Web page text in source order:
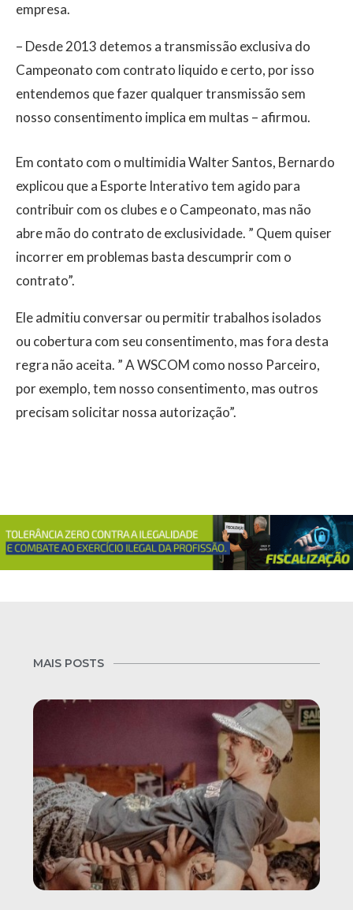
empresa.
– Desde 2013 detemos a transmissão exclusiva do
Campeonato com contrato liquido e certo, por isso
entendemos que fazer qualquer transmissão sem
nosso consentimento implica em multas – afirmou.
Em contato com o multimidia Walter Santos, Bernardo
explicou que a Esporte Interativo tem agido para
contribuir com os clubes e o Campeonato, mas não
abre mão do contrato de exclusividade. ” Quem quiser
incorrer em problemas basta descumprir com o
contrato”.
Ele admitiu conversar ou permitir trabalhos isolados
ou cobertura com seu consentimento, mas fora desta
regra não aceita. ” A WSCOM como nosso Parceiro,
por exemplo, tem nosso consentimento, mas outros
precisam solicitar nossa autorização”.
MAIS POSTS